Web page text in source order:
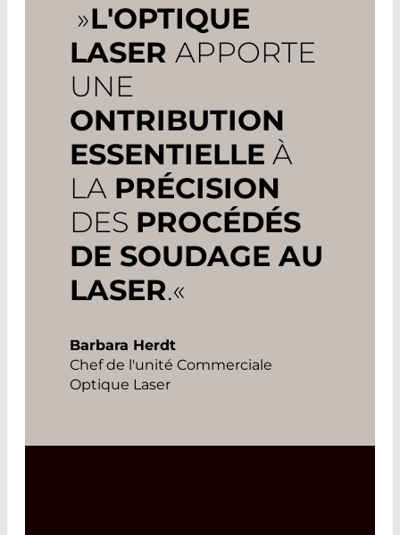
»L'OPTIQUE
LASER APPORTE
UNE
ONTRIBUTION
ESSENTIELLE À
LA PRÉCISION
DES PROCÉDÉS
DE SOUDAGE AU
LASER.«
Barbara Herdt
Chef de l'unité Commerciale
Optique Laser